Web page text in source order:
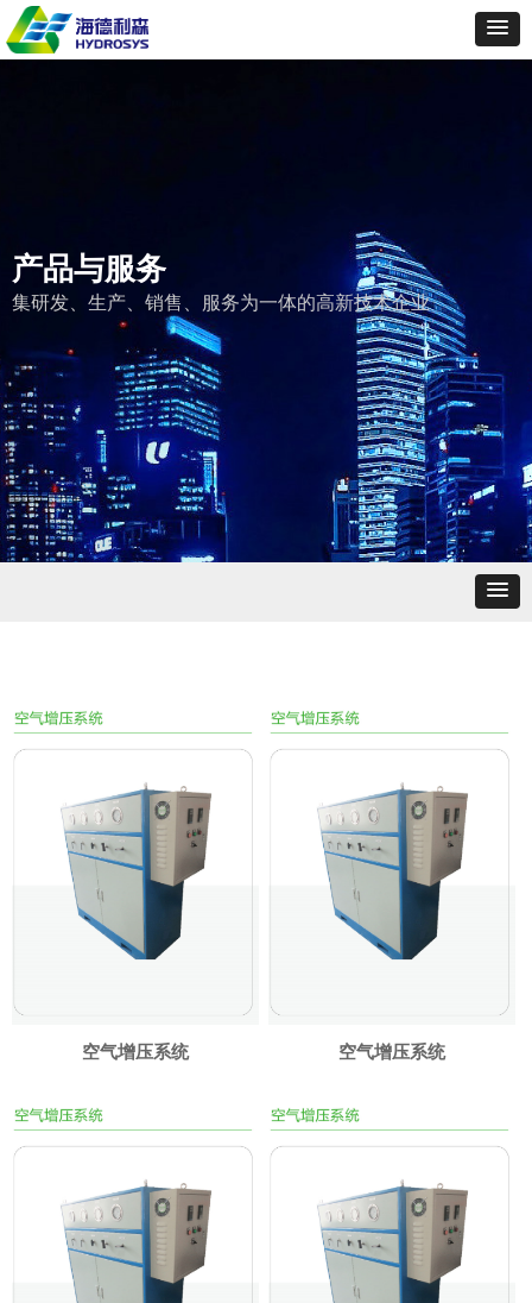
空气增压系统 空气增压系统
产品与服务
集研发、生产、销售、服务为一体的高新技术企业